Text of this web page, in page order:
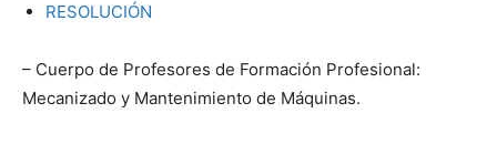
RESOLUCIÓN
– Cuerpo de Profesores de Formación Profesional:
Mecanizado y Mantenimiento de Máquinas.